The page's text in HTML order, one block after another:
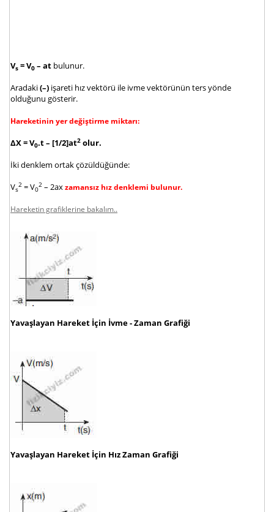
Vs = V0 – at bulunur.
Aradaki(–) işareti hız vektörü ile ivme vektörünün ters yönde
olduğunu gösterir.
Hareketinin yer değiştirme miktarı:
ΔX = V0.t – [1/2]at2 olur.
İki denklem ortak çözüldüğünde:
Vs
2 = V0
2 – 2axzamansız hız denklemi bulunur.
Hareketin grafiklerine bakalım..
Yavaşlayan Hareket İçin İvme - Zaman Grafiği
Yavaşlayan Hareket İçin Hız Zaman Grafiği